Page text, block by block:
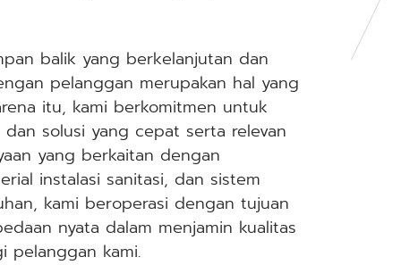
balik yang berkelanjutan dan
pelanggan merupakan hal yang
itu, kami berkomitmen untuk
solusi yang cepat serta relevan
yang berkaitan dengan
instalasi sanitasi, dan sistem
kami beroperasi dengan tujuan
nyata dalam menjamin kualitas
pelanggan kami.